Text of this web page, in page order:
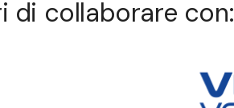
di collaborare con: